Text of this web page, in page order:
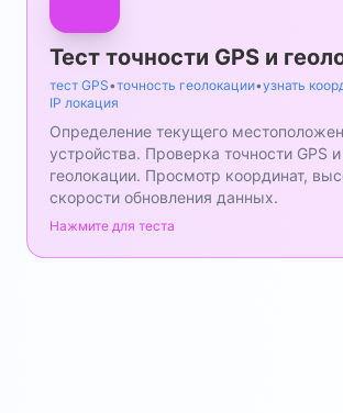
Тест точности GPS и
тест GPS•точность геолокации•узнать
IP локация
Определение текущего
устройства. Проверка точности GPS
геолокации. Просмотр координат,
скорости обновления данных.
Нажмите для теста